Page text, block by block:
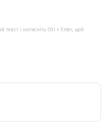
текст і натисніть Ctrl + Enter, щоб